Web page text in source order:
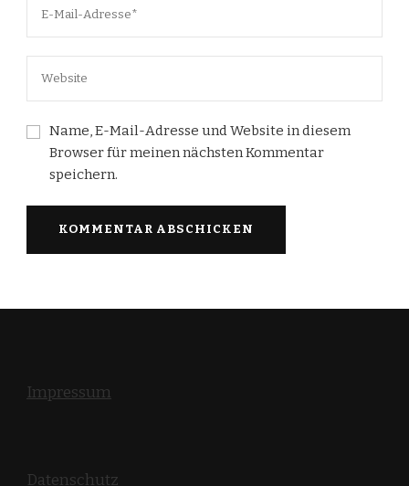
Name, E-Mail-Adresse und Website in diesem
Browser für meinen nächsten Kommentar
speichern.
Impressum
Datenschutz